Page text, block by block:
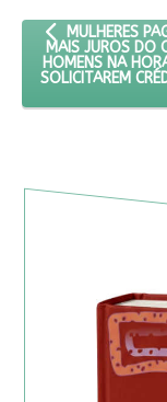
ARTIGO
MULHERES
MAIS JUROS DO
HOMENS NA
SOLICITAREM